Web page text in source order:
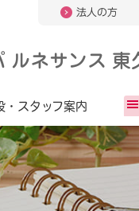
法人の方
ルネサンス 東
・ スタッフ案内